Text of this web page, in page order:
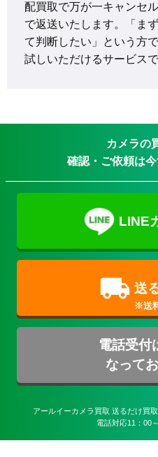
配買取で万が一キャンセ
で返送いたします。「ま
て判断したい」という方
試しいただけるサービスで
カメラの
確認・ご依頼は
LINE
送
電話受付
なって
アールイーカメラ買取 送るだけ買
電話対応11：00